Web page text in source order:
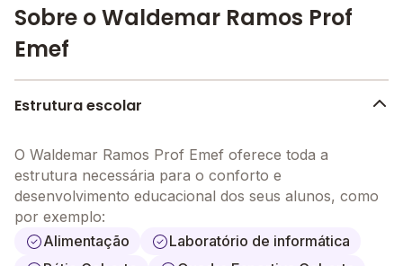
Sobre o Waldemar Ramos Prof
Emef
Estrutura escolar
O Waldemar Ramos Prof Emef oferece toda a
estrutura necessária para o conforto e
desenvolvimento educacional dos seus alunos, como
por exemplo:
Alimentação
Laboratório de informática